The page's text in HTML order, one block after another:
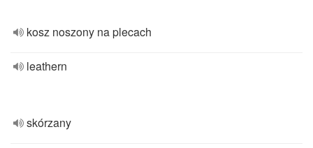
kosz noszony na plecach
leathern
skórzany